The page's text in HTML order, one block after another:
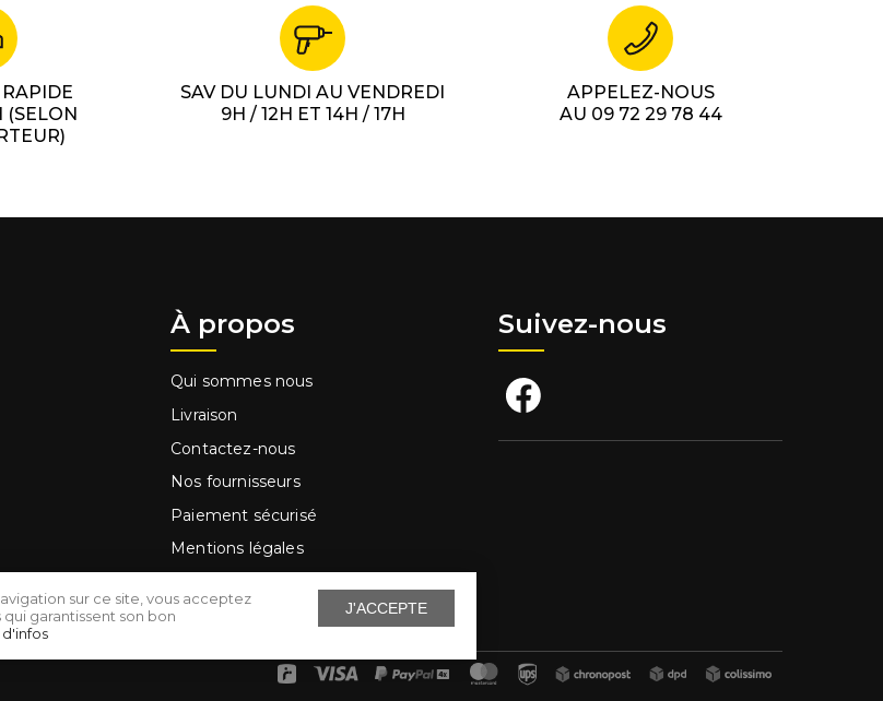
J'ACCEPTE
sur ce site, vous acceptez
garantissent son bon
d'infos
(SELON
SAV DU LUNDI AU VENDREDI
9H / 12H ET 14H / 17H
APPELEZ-NOUS
AU 09 72 29 78 44
À propos
Qui sommes nous
Livraison
Contactez-nous
Nos fournisseurs
Paiement sécurisé
Mentions légales
Cartes cadeaux
Suivez-nous